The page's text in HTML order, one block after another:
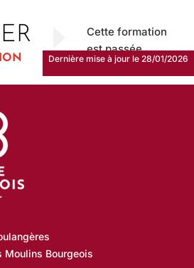
Dernière mise à jour le 28/01/2026
Cette formation
est passée
Dernière mise à jour le 28/01/2026
Moulins Bourgeois